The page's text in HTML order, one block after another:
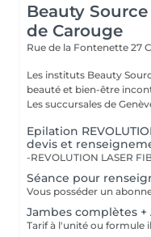
Beauty
de Carouge
Rue de la Fontenette 27
Les instituts Beauty
beauté et bien-être
Les succursales de
Epilation
devis et
Séance pour
Jambes complètes +